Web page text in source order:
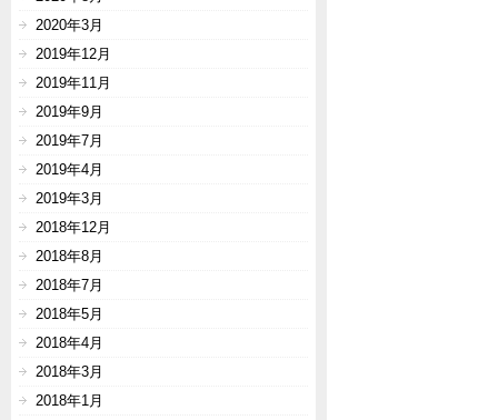
2020年3月
2019年12月
2019年11月
2019年9月
2019年7月
2019年4月
2019年3月
2018年12月
2018年8月
2018年7月
2018年5月
2018年4月
2018年3月
2018年1月